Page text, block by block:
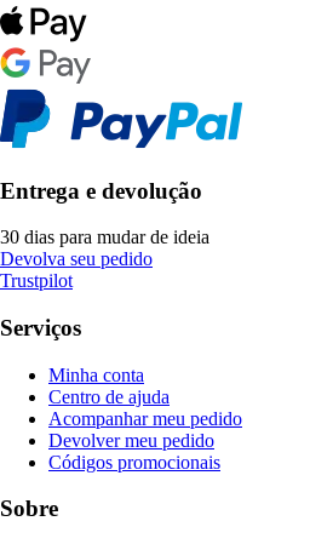
Entrega e devolução
30 dias para mudar de ideia
Devolva seu pedido
Trustpilot
Serviços
Minha conta
Centro de ajuda
Acompanhar meu pedido
Devolver meu pedido
Códigos promocionais
Sobre